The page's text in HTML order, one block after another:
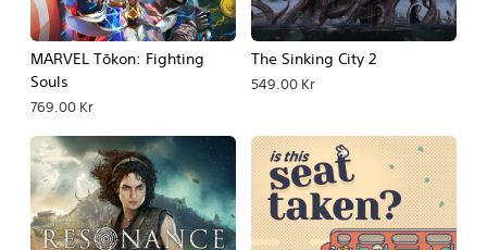
MARVEL Tōkon: Fighting
Souls
769.00 Kr
The Sinking City 2
549.00 Kr